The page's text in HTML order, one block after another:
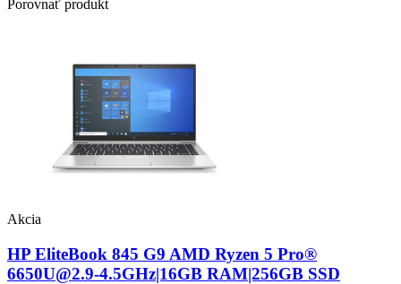
Porovnať produkt
Akcia
HP EliteBook 845 G9 AMD Ryzen 5 Pro®
6650U@2.9-4.5GHz|16GB RAM|256GB SSD